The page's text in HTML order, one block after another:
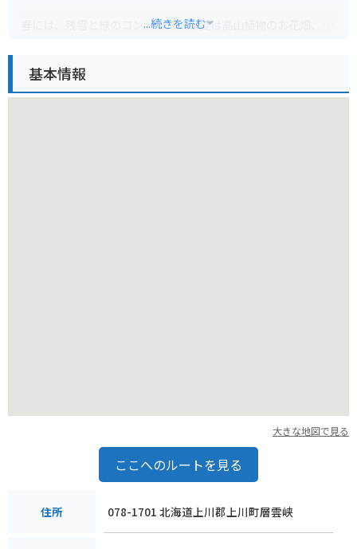
春には、残雪と緑のコントラスト、夏は高山植物のお花畑、秋
ロープウェイ山頂駅には、展望台やカフェがあり、雄大な景色
を眺めながらゆったりと過ごせます。
...続きを読む
基本情報
大きな地図で見る
ここへのルートを見る
住所 078-1701 北海道上川郡上川町層雲峡